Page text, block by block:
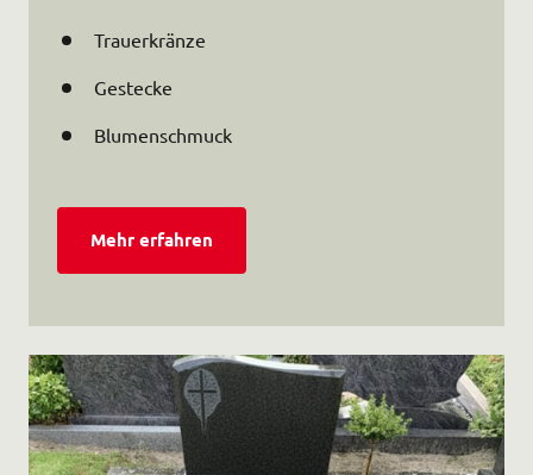
Trauerkränze
Gestecke
Blumenschmuck
Mehr erfahren